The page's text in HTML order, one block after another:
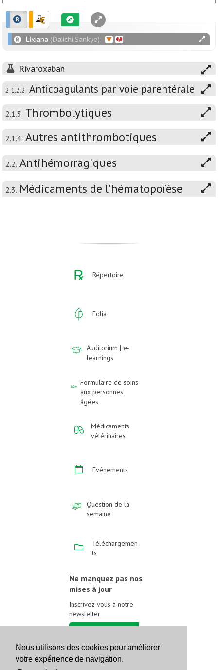
Nous utilisons des cookies pour améliorer
votre expérience de navigation.
Lixiana (Daiichi Sankyo)
Rivaroxaban
2.1.2.2. Anticoagulants par voie parentérale
2.1.3. Thrombolytiques
2.1.4. Autres antithrombotiques
2.2. Antihémorragiques
2.3. Médicaments de l'hématopoïèse
Répertoire
Folia
Auditorium | e-
learnings
Formulaire de soins
aux personnes
âgées
Médicaments
vétérinaires
Événements
Question de la
semaine
Téléchargemen
ts
Ne manquez pas nos
mises à jour
Inscrivez-vous à notre
newsletter
Suivez-nous sur les